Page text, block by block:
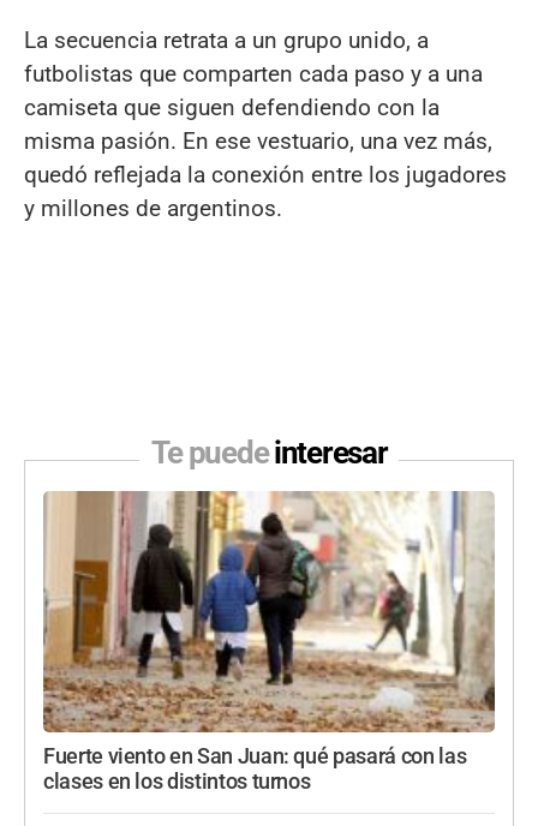
La secuencia retrata a un grupo unido, a
futbolistas que comparten cada paso y a una
camiseta que siguen defendiendo con la
misma pasión. En ese vestuario, una vez más,
quedó reflejada la conexión entre los jugadores
y millones de argentinos.
Te puedeinteresar
Fuerte viento en San Juan: qué pasará con las
clases en los distintos turnos